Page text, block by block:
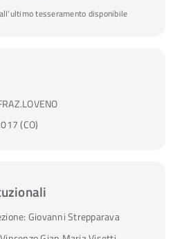
tesseramento disponibile
(CO)
Giovanni Strepparava